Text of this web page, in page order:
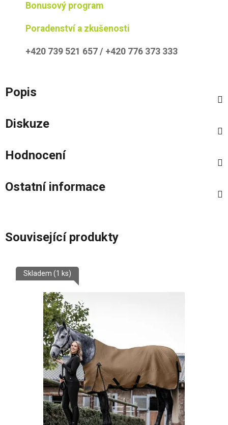
Bonusový program
Poradenství a zkušenosti
+420 739 521 657 / +420 776 373 333
Popis
Diskuze
Hodnocení
Ostatní informace
Související produkty
Skladem (1 ks)